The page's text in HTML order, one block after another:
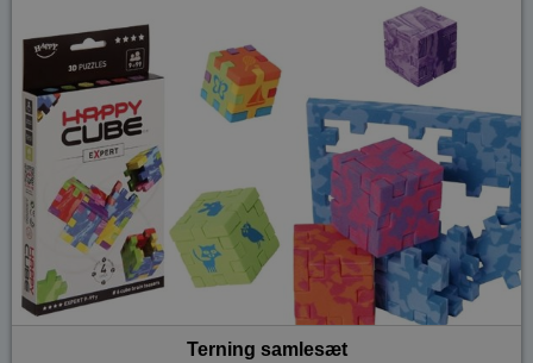
Terning samlesæt